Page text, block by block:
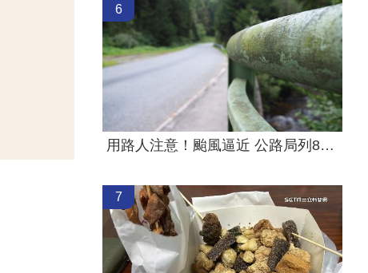
6
用路人注意！颱風逼近 公路局列8警戒路段
7